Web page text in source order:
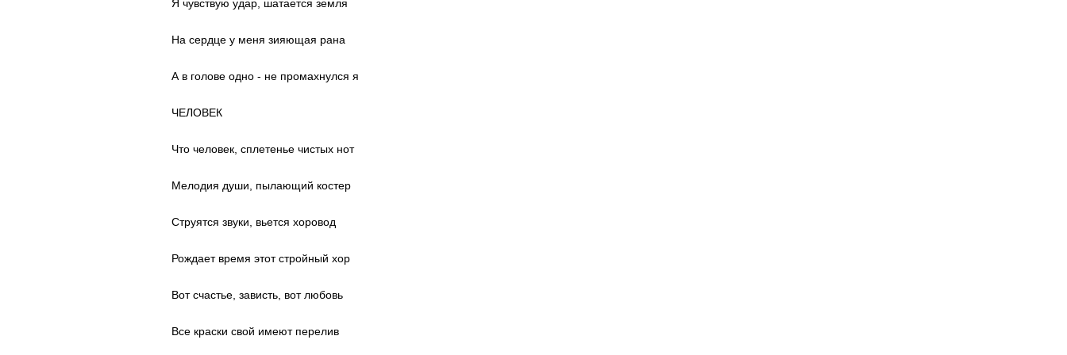
Я чувствую удар, шатается земля
На сердце у меня зияющая рана
А в голове одно - не промахнулся я
ЧЕЛОВЕК
Что человек, сплетенье чистых нот
Мелодия души, пылающий костер
Струятся звуки, вьется хоровод
Рождает время этот стройный хор
Вот счастье, зависть, вот любовь
Все краски свой имеют перелив